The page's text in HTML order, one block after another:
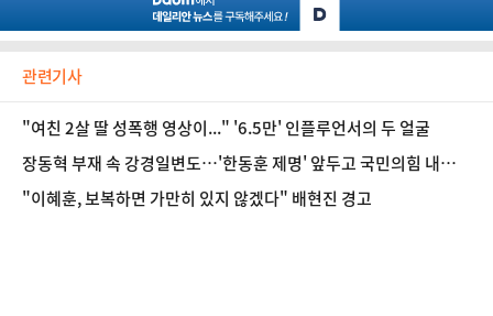
관련기사
"여친 2살 딸 성폭행 영상이..." '6.5만' 인플루언서의 두 얼굴
장동혁 부재 속 강경일변도…'한동훈 제명' 앞두고 국민의힘 내홍
폭발
"이혜훈, 보복하면 가만히 있지 않겠다" 배현진 경고